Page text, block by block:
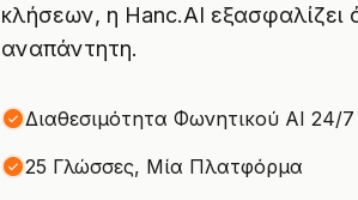
κλήσεων, η Hanc.AI εξασφαλίζει
αναπάντητη.
Διαθεσιμότητα Φωνητικού AI 24/7
25 Γλώσσες, Μία Πλατφόρμα